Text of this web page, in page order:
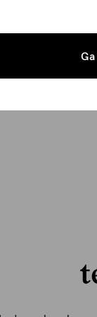
doen.
concreet